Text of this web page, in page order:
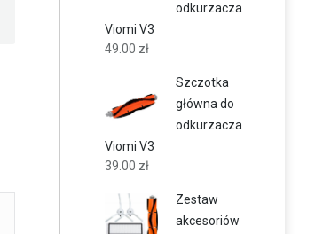
odkurzacza
Viomi V3
49.00 zł
Szczotka
główna do
odkurzacza
Viomi V3
39.00 zł
Zestaw
akcesoriów